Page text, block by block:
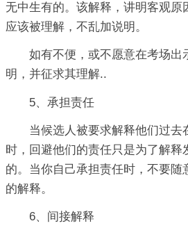
无中生有的。该解释，讲明客观原
应该被理解，不乱加说明。
如有不便，或不愿意在考场出
明，并征求其理解..
5、承担责任
当候选人被要求解释他们过去
时，回避他们的责任只是为了解释
的。当你自己承担责任时，不要随
的解释。
6、间接解释